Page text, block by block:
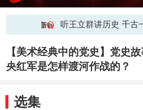
听王立群讲历史 千古
【美术经典中的党史】党史
央红军是怎样渡河作战的？
选集